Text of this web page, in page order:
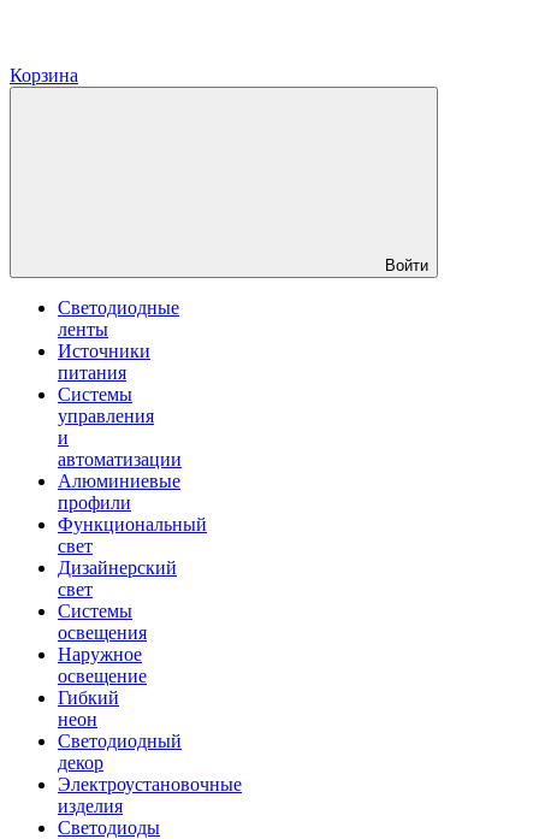
Корзина
Войти
Светодиодные
ленты
Источники
питания
Системы
управления
и
автоматизации
Алюминиевые
профили
Функциональный
свет
Дизайнерский
свет
Системы
освещения
Наружное
освещение
Гибкий
неон
Светодиодный
декор
Электроустановочные
изделия
Светодиоды